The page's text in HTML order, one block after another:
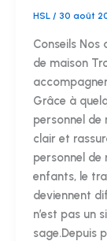
HSL / 30 août
Conseils Nos
de maison
Grâce à
personnel de
clair et
personnel de
enfants, le
deviennent
n’est pas un
sage.Depuis